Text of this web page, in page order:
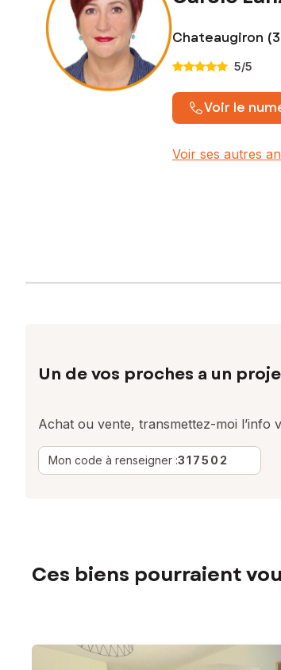
Chateaugiron
5/5
Voir le
Voir ses autres
Un de vos proches a un
Achat ou vente, transmettez-moi l’info
Mon code à renseigner :317502
Ces biens pourraient